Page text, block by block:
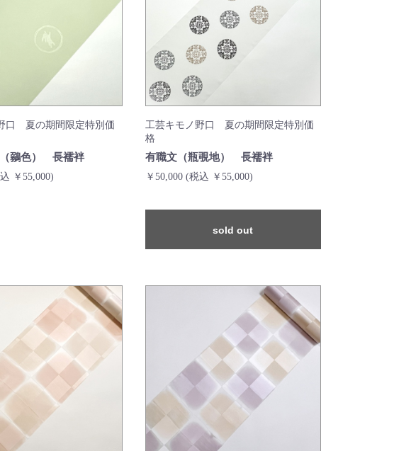
口 夏の期間限定特別価
鶸色） 長襦袢
￥55,000)
工芸キモノ野口 夏の期間限定特別価
格
有職文（瓶覗地） 長襦袢
￥50,000 (税込 ￥55,000)
sold out